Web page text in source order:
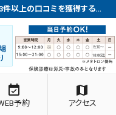
廿日市市で数多くの痛み不調を解消し1,013件以上の口コミを獲得する整体院
event_available
予約
map
アクセス